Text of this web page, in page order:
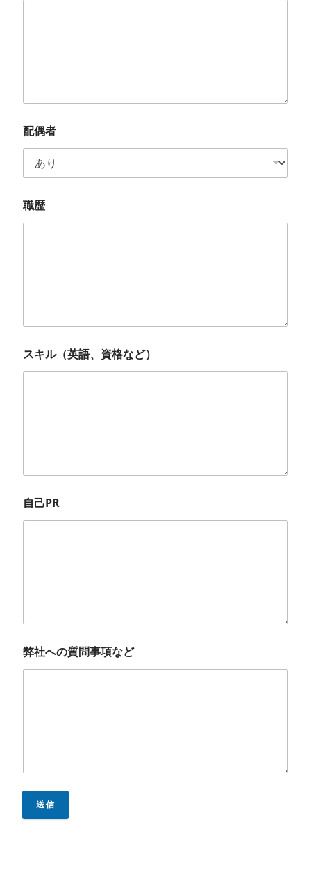
配偶者
職歴
スキル（英語、資格など）
自己PR
弊社への質問事項など
送信